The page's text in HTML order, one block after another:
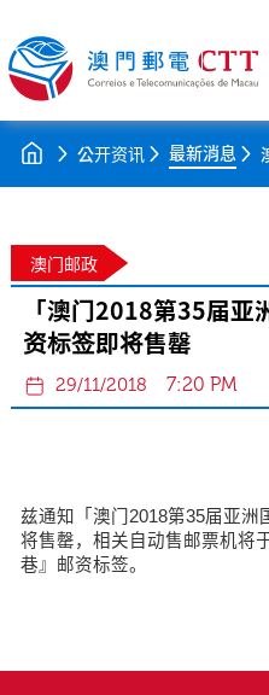
公开资讯 最新消息
澳门邮政
「澳门2018第35届
资标签即将售罄
29/11/2018 7:20 PM
兹通知「澳门2018第35届亚洲
将售罄，相关自动售邮票机将
巷』邮资标签。